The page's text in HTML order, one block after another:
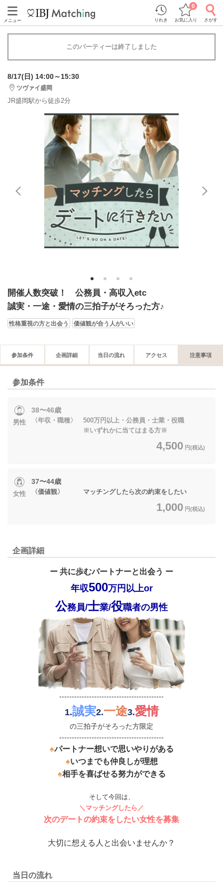
メニュー りれき お気に入り
0
さがす
このパーティーは終了しました
8/17(日) 14:00～15:30
ツヴァイ盛岡
JR盛岡駅から徒歩2分
1 2 3 4
開催人数突破！ 公務員・高収入etc
誠実・一途・愛情の三拍子がそろった方♪
性格重視の方と出会う 価値観が合う人がいい
参加条件 企画詳細 当日の流れ アクセス 注意事項
参加条件
男性
38〜46歳
〈年収・職種〉 500万円以上・公務員・士業・役職
※いずれかに当てはまる方※
4,500 円(税込)
女性
37〜44歳
〈価値観〉 マッチングしたら次の約束をしたい
1,000 円(税込)
企画詳細
ー 共に歩むパートナーと出会う ー
年収500万円以上or
公務員/士業/役職者の男性
------------------------------------------
1.誠実2.一途3.愛情
の三拍子がそろった方限定
------------------------------------------
♠パートナー想いで思いやりがある
♠いつまでも仲良しが理想
♠相手を喜ばせる努力ができる
そして今回は、
＼マッチングしたら／
次のデートの約束をしたい女性を募集
大切に想える人と出会いませんか？
当日の流れ